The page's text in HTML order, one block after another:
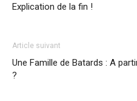
Explication de la fin !
Article suivant
Une Famille de Batards : A
?